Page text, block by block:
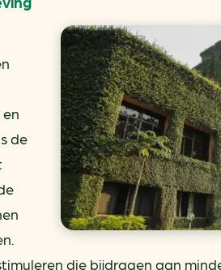
de
die bijdragen aan